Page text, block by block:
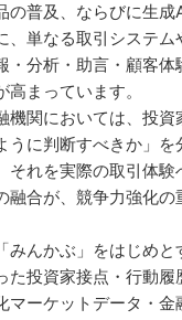
の普及、ならびに生成
、単なる取引システム
・分析・助言・顧客
まっています。
関においては、投資
うに判断すべきか」を
それを実際の取引体
融合が、競争力強化の
みんかぶ」をはじめと
た投資家接点・行動
マーケットデータ・金